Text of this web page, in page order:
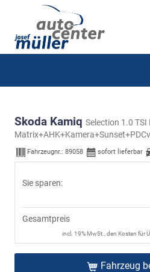
Skoda Kamiq Selection 1.0 TSI
Fahrzeugnr.: 89058 sofort lieferbar
Sie sparen:
Gesamtpreis
incl. 19% MwSt., den Kosten für
Fahrzeug